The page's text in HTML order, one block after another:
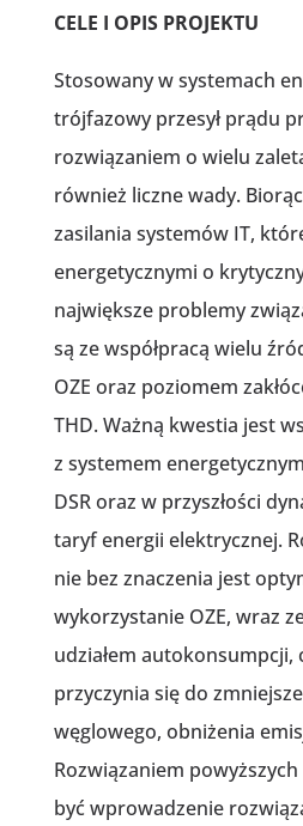
CELE I OPIS PROJEKTU
Stosowany w systemach
trójfazowy przesył prądu
rozwiązaniem o wielu
również liczne wady.
zasilania systemów IT,
energetycznymi o
największe problemy
są ze współpracą wielu
OZE oraz poziomem
THD. Ważną kwestia jest
z systemem
DSR oraz w przyszłości
taryf energii elektrycznej.
nie bez znaczenia jest
wykorzystanie OZE, wraz
udziałem autokonsumpcji,
przyczynia się do
węglowego, obniżenia
Rozwiązaniem
być wprowadzenie